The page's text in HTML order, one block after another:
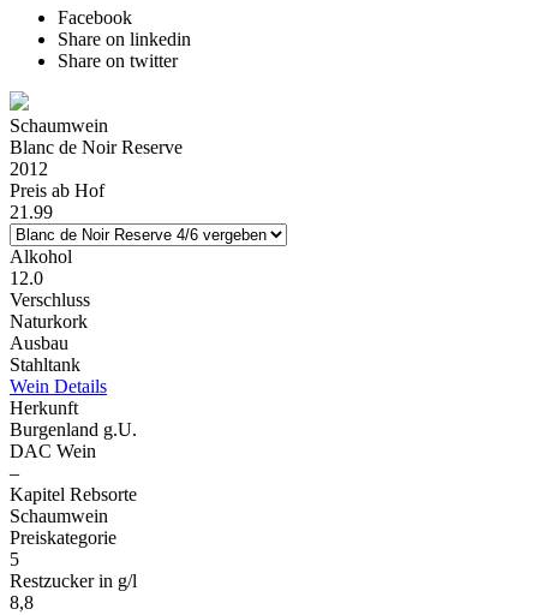
Facebook
Share on linkedin
Share on twitter
Schaumwein
Blanc de Noir Reserve
2012
Preis ab Hof
21.99
Alkohol
12.0
Verschluss
Naturkork
Ausbau
Stahltank
Wein Details
Herkunft
Burgenland g.U.
DAC Wein
–
Kapitel Rebsorte
Schaumwein
Preiskategorie
5
Restzucker in g/l
8,8